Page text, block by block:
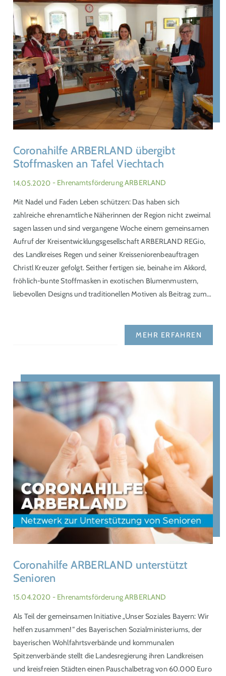
Coronahilfe ARBERLAND übergibt
Stoffmasken an Tafel Viechtach
14.05.2020 - Ehrenamtsförderung ARBERLAND
Mit Nadel und Faden Leben schützen: Das haben sich
zahlreiche ehrenamtliche Näherinnen der Region nicht zweimal
sagen lassen und sind vergangene Woche einem gemeinsamen
Aufruf der Kreisentwicklungsgesellschaft ARBERLAND REGio,
des Landkreises Regen und seiner Kreisseniorenbeauftragen
Christl Kreuzer gefolgt. Seither fertigen sie, beinahe im Akkord,
fröhlich-bunte Stoffmasken in exotischen Blumenmustern,
liebevollen Designs und traditionellen Motiven als Beitrag zum…
MEHR ERFAHREN
Coronahilfe ARBERLAND unterstützt
Senioren
15.04.2020 - Ehrenamtsförderung ARBERLAND
Als Teil der gemeinsamen Initiative „Unser Soziales Bayern: Wir
helfen zusammen!“ des Bayerischen Sozialministeriums, der
bayerischen Wohlfahrtsverbände und kommunalen
Spitzenverbände stellt die Landesregierung ihren Landkreisen
und kreisfreien Städten einen Pauschalbetrag von 60.000 Euro